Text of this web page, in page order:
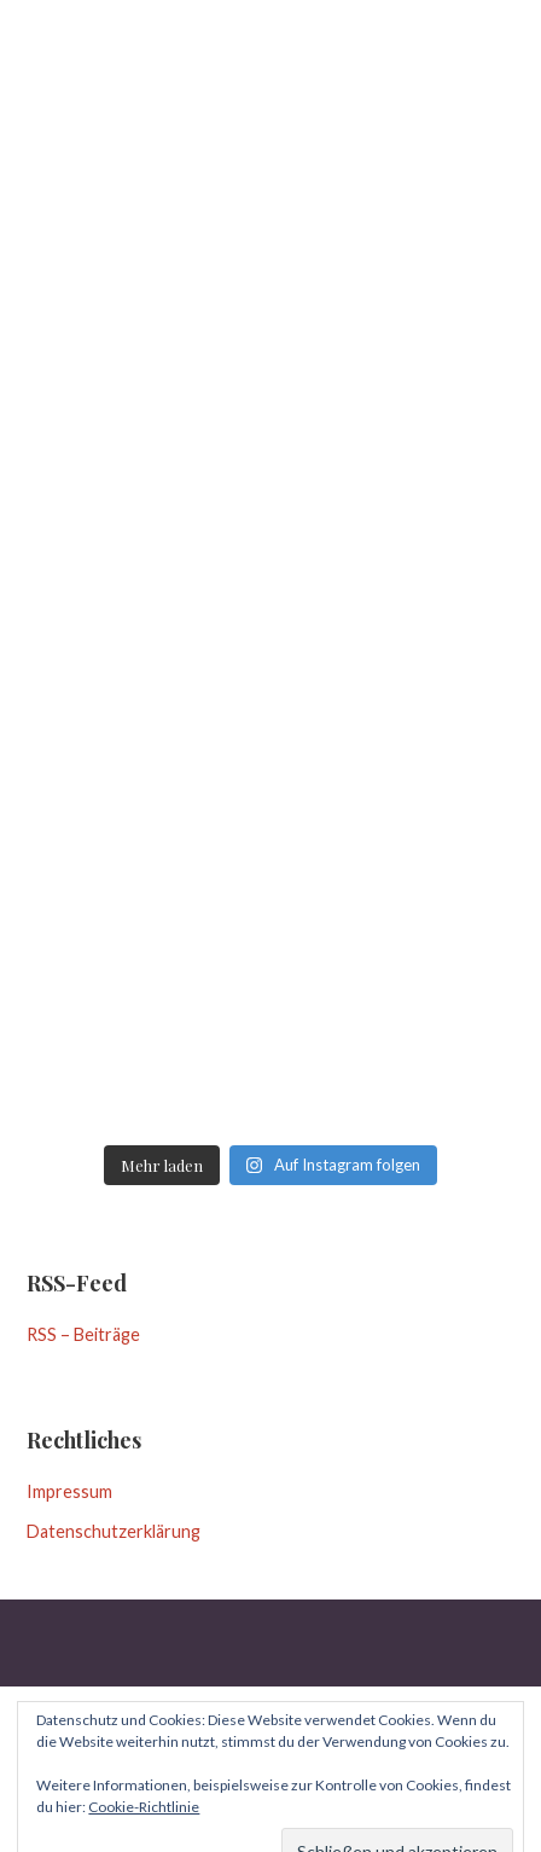
Mehr laden Auf Instagram folgen
RSS-Feed
RSS – Beiträge
Rechtliches
Impressum
Datenschutzerklärung
Datenschutz und Cookies: Diese Website verwendet Cookies. Wenn du
die Website weiterhin nutzt, stimmst du der Verwendung von Cookies zu.
Weitere Informationen, beispielsweise zur Kontrolle von Cookies, findest
du hier: Cookie-Richtlinie
Theme von